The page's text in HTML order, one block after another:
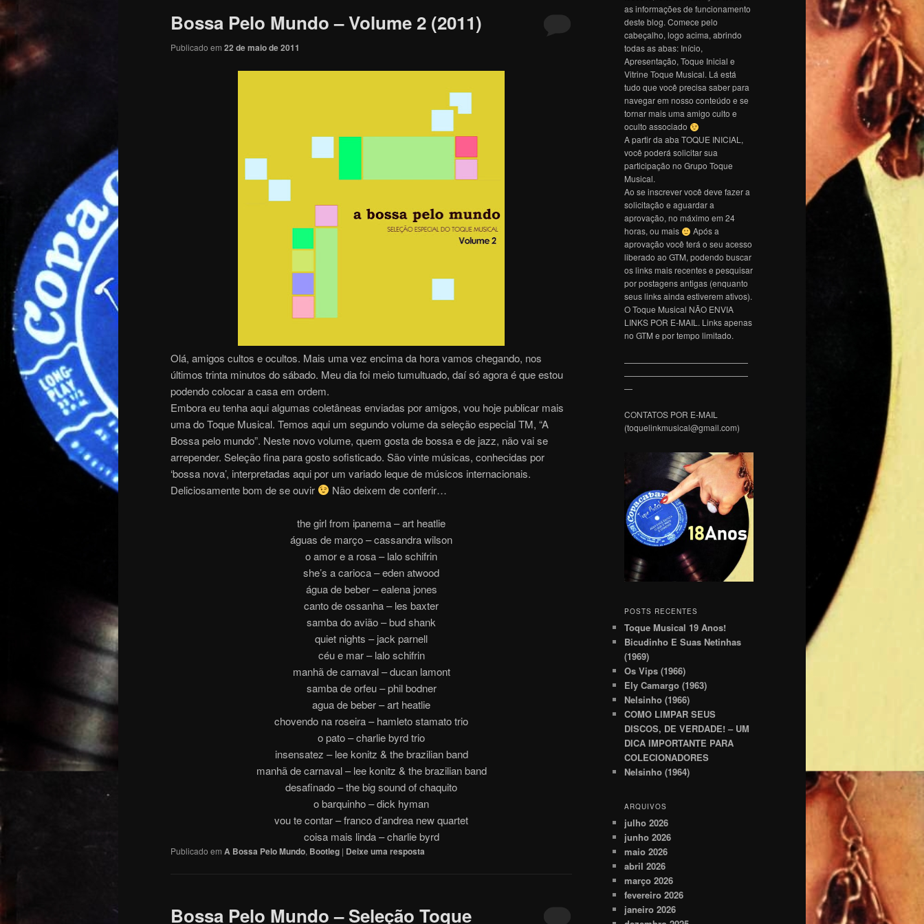
Bossa Pelo Mundo – Volume 2 (2011)
Publicado em 22 de maio de 2011
Olá, amigos cultos e ocultos. Mais uma vez encima da hora vamos chegando, nos
últimos trinta minutos do sábado. Meu dia foi meio tumultuado, daí só agora é que estou
podendo colocar a casa em ordem.
Embora eu tenha aqui algumas coletâneas enviadas por amigos, vou hoje publicar mais
uma do Toque Musical. Temos aqui um segundo volume da seleção especial TM, “A
Bossa pelo mundo”. Neste novo volume, quem gosta de bossa e de jazz, não vai se
arrepender. Seleção fina para gosto sofisticado. São vinte músicas, conhecidas por
‘bossa nova’, interpretadas aqui por um variado leque de músicos internacionais.
Deliciosamente bom de se ouvir
Não deixem de conferir…
the girl from ipanema – art heatlie
águas de março – cassandra wilson
o amor e a rosa – lalo schifrin
she’s a carioca – eden atwood
água de beber – ealena jones
canto de ossanha – les baxter
samba do avião – bud shank
quiet nights – jack parnell
céu e mar – lalo schifrin
manhã de carnaval – ducan lamont
samba de orfeu – phil bodner
agua de beber – art heatlie
chovendo na roseira – hamleto stamato trio
o pato – charlie byrd trio
insensatez – lee konitz & the brazilian band
manhã de carnaval – lee konitz & the brazilian band
desafinado – the big sound of chaquito
o barquinho – dick hyman
vou te contar – franco d’andrea new quartet
coisa mais linda – charlie byrd
Publicado em A Bossa Pelo Mundo, Bootleg | Deixe uma resposta
Bossa Pelo Mundo – Seleção Toque
as informações de funcionamento
deste blog. Comece pelo
cabeçalho, logo acima, abrindo
todas as abas: Início,
Apresentação, Toque Inicial e
Vitrine Toque Musical. Lá está
tudo que você precisa saber para
navegar em nosso conteúdo e se
tornar mais uma amigo culto e
oculto associado
A partir da aba TOQUE INICIAL,
você poderá solicitar sua
participação no Grupo Toque
Musical.
Ao se inscrever você deve fazer a
solicitação e aguardar a
aprovação, no máximo em 24
horas, ou mais
Após a
aprovação você terá o seu acesso
liberado ao GTM, podendo buscar
os links mais recentes e pesquisar
por postagens antigas (enquanto
seus links ainda estiverem ativos).
O Toque Musical NÃO ENVIA
LINKS POR E-MAIL. Links apenas
no GTM e por tempo limitado.
———————————————
———————————————
—
CONTATOS POR E-MAIL
(toquelinkmusical@gmail.com)
POSTS RECENTES
Toque Musical 19 Anos!
Bicudinho E Suas Netinhas
(1969)
Os Vips (1966)
Ely Camargo (1963)
Nelsinho (1966)
COMO LIMPAR SEUS
DISCOS, DE VERDADE! – UM
DICA IMPORTANTE PARA
COLECIONADORES
Nelsinho (1964)
ARQUIVOS
julho 2026
junho 2026
maio 2026
abril 2026
março 2026
fevereiro 2026
janeiro 2026